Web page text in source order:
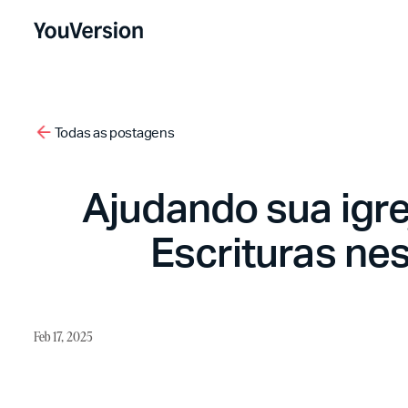
Todas as postagens
Ajudando sua
Escrituras
Feb 17, 2025